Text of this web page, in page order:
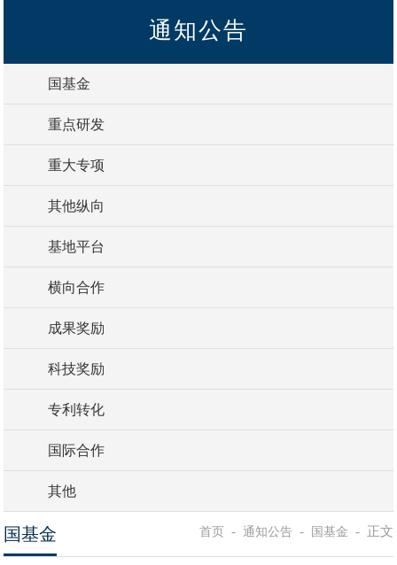
通知公告
国基金
重点研发
重大专项
其他纵向
基地平台
横向合作
成果奖励
科技奖励
专利转化
国际合作
其他
国基金 首页 - 通知公告 - 国基金 - 正文